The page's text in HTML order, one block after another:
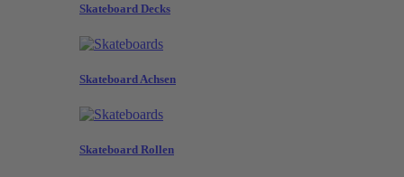
Skateboard Decks
Skateboard Achsen
Skateboard Rollen